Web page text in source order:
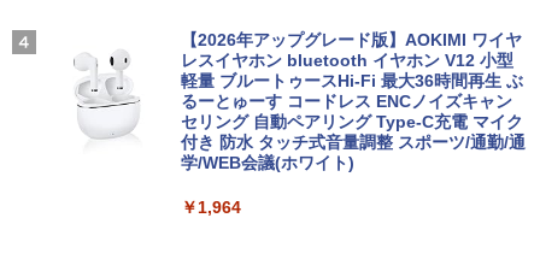
【2026年アップグレード版】AOKIMI ワイヤ
レスイヤホン bluetooth イヤホン V12 小型
軽量 ブルートゥースHi-Fi 最大36時間再生 ぶ
るーとゅーす コードレス ENCノイズキャン
セリング 自動ペアリング Type-C充電 マイク
付き 防水 タッチ式音量調整 スポーツ/通勤/通
学/WEB会議(ホワイト)
￥1,964